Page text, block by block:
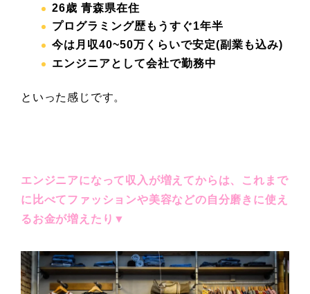
26歳 青森県在住
プログラミング歴もうすぐ1年半
今は月収40~50万くらいで安定(副業も込み)
エンジニアとして会社で勤務中
といった感じです。
エンジニアになって収入が増えてからは、これまで
に比べてファッションや美容などの自分磨きに使え
るお金が増えたり▼